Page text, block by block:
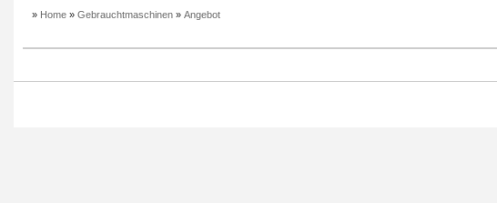
» Home » Gebrauchtmaschinen » Angebot